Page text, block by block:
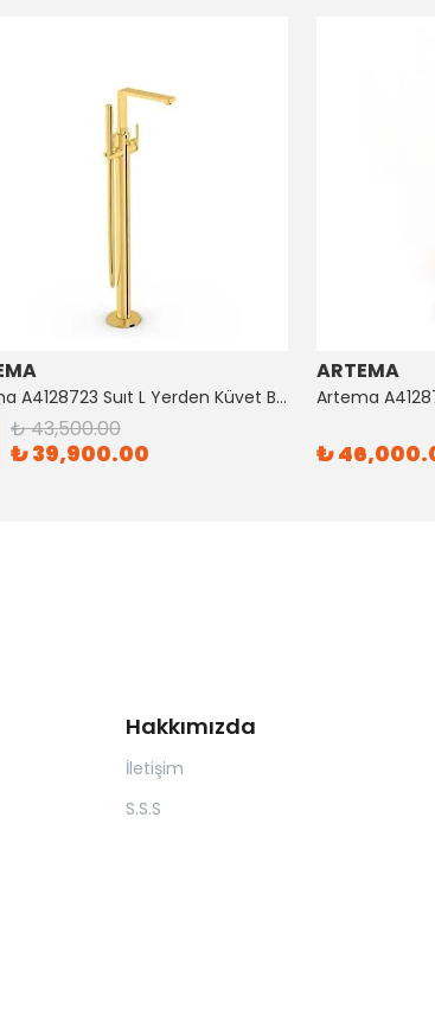
Artema A4128723 Suıt L Yerden Küvet Bataryası Altın
₺ 43,500.00
₺ 39,900.00
ARTEMA
₺
Hakkımızda
İletişim
S.S.S